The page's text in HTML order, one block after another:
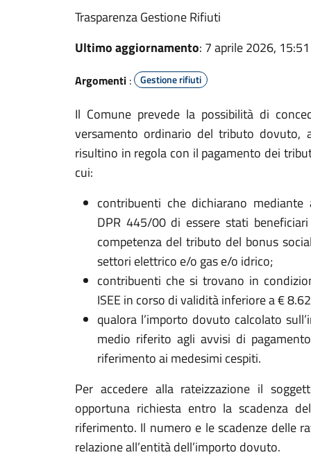
Trasparenza Gestione Rifiuti
Ultimo aggiornamento: 7 aprile 2026, 15:51
Argomenti : Gestione rifiuti
Il Comune prevede la possibilità di
versamento ordinario del tributo dovuto,
risultino in regola con il pagamento dei
cui:
contribuenti che dichiarano
DPR 445/00 di essere stati
competenza del tributo del bonus
settori elettrico e/o gas e/o idrico;
contribuenti che si trovano in
ISEE in corso di validità inferiore a €
qualora l’importo dovuto calcolato
medio riferito agli avvisi di
riferimento ai medesimi cespiti.
Per accedere alla rateizzazione il
opportuna richiesta entro la scadenza
riferimento. Il numero e le scadenze delle
relazione all’entità dell’importo dovuto.